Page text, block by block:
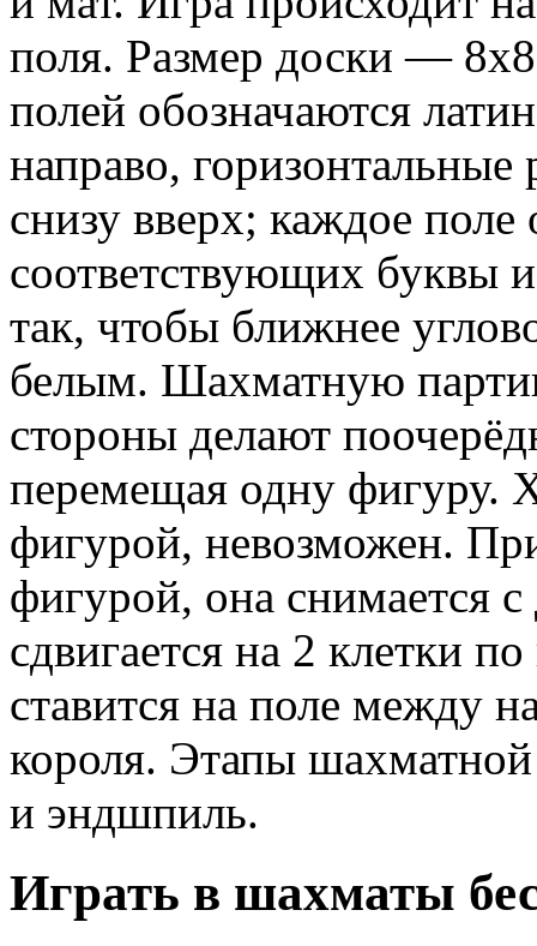
поля. Размер доски —
полей обозначаются
направо,
снизу вверх; каждое поле
соответствующих буквы
так, чтобы ближнее
белым. Шахматную
стороны делают
перемещая одну фигуру.
фигурой, невозможен.
фигурой, она снимается
сдвигается на 2 клетки
ставится на поле между
короля. Этапы
и эндшпиль.
Играть в шахматы